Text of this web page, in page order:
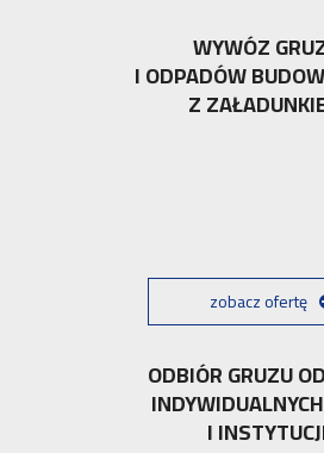
WYWÓZ
I ODPADÓW
Z
zobacz ofertę
ODBIÓR GRUZU
I